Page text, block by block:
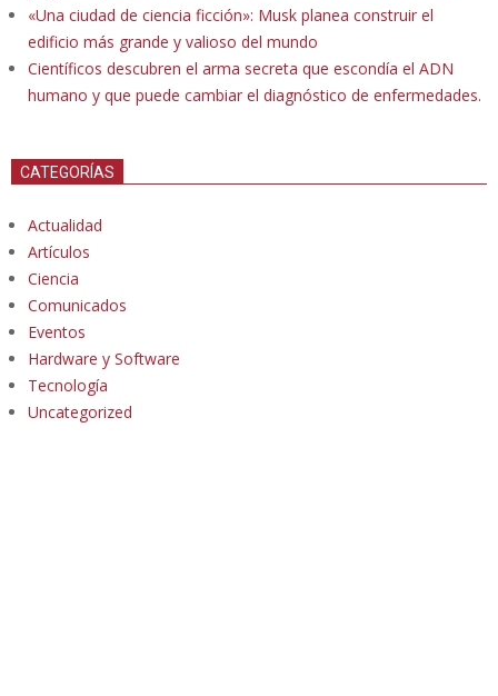
«Una ciudad de ciencia ficción»: Musk planea construir el
edificio más grande y valioso del mundo
Científicos descubren el arma secreta que escondía el ADN
humano y que puede cambiar el diagnóstico de enfermedades.
CATEGORÍAS
Actualidad
Artículos
Ciencia
Comunicados
Eventos
Hardware y Software
Tecnología
Uncategorized